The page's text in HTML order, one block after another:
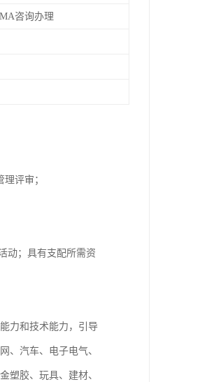
咨询办理
评审；
动；具有支配所需资
力和技术能力，引导
、汽车、电子电气、
塑胶、玩具、建材、